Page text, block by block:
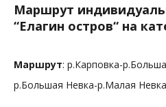
Маршрут
“Елагин остров“ на
Маршрут: р.Карповка-
р.Большая Невка-р.Малая